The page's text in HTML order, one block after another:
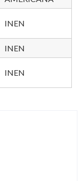
INEN
INEN
INEN